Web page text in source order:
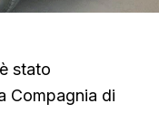
stato
Compagnia di